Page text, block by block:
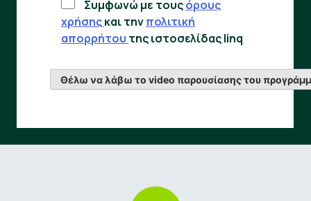
Συμφωνώ με τουςόρους
χρήσηςκαι τηνπολιτική
απορρήτου της ιστοσελίδας linq